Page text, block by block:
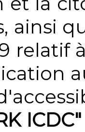
ainsi
relatif
ICDC"